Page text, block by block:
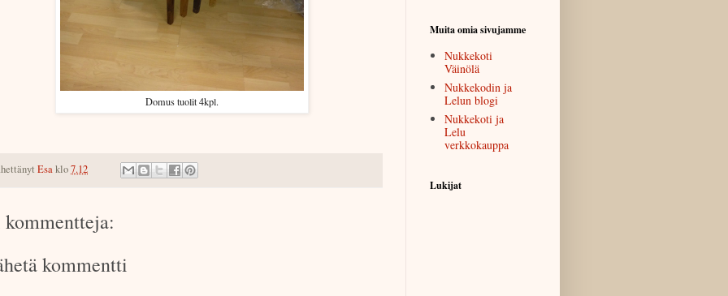
Domus tuolit 4kpl.
Esaklo7.12
kommentti
Muita omia sivujamme
Nukkekoti
Väinölä
Nukkekodin ja
Lelun blogi
Nukkekoti ja
Lelu
verkkokauppa
Lukijat